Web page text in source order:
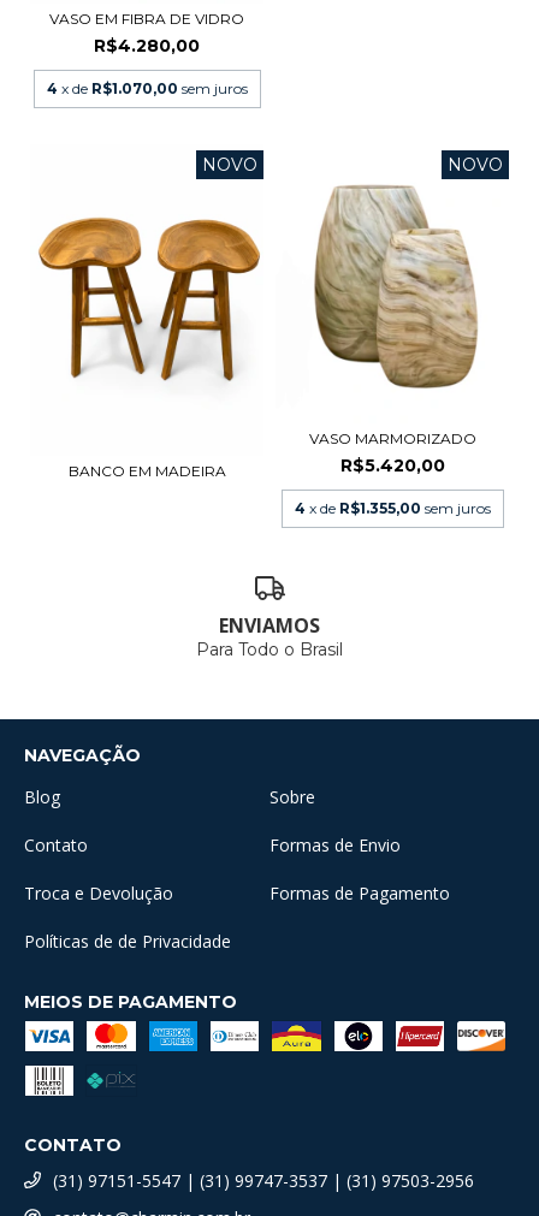
VASO EM FIBRA DE VIDRO
R$4.280,00
4 x de R$1.070,00 sem juros
NOVO
BANCO EM MADEIRA
NOVO
VASO MARMORIZADO
R$5.420,00
4 x de R$1.355,00 sem juros
ENVIAMOS
Para Todo o Brasil
NAVEGAÇÃO
Blog Sobre
Contato Formas de Envio
Troca e Devolução Formas de Pagamento
Políticas de de Privacidade
MEIOS DE PAGAMENTO
CONTATO
(31) 97151-5547 | (31) 99747-3537 | (31) 97503-2956